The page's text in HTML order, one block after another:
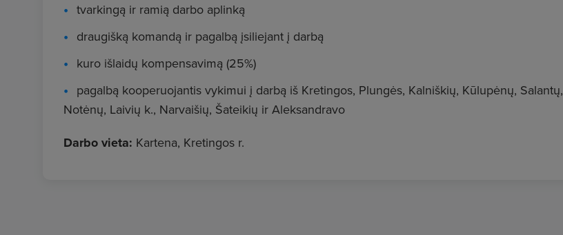
tvarkingą ir ramią darbo aplinką
draugišką komandą ir pagalbą įsiliejant į darbą
kuro išlaidų kompensavimą (25%)
pagalbą kooperuojantis vykimui į darbą iš Kretingos, Plungės, Kalniškių, Kūlupėnų, Salantų,
Notėnų, Laivių k., Narvaišių, Šateikių ir Aleksandravo
Darbo vieta: Kartena, Kretingos r.